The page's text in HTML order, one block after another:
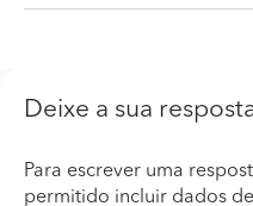
Deixe a sua
Para escrever uma
permitido incluir dados